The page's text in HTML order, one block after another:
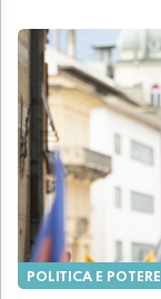
POLITICA E POTERE